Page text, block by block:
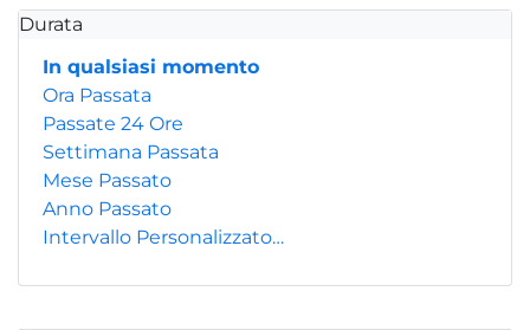
Durata
In qualsiasi momento
Ora Passata
Passate 24 Ore
Settimana Passata
Mese Passato
Anno Passato
Intervallo Personalizzato…